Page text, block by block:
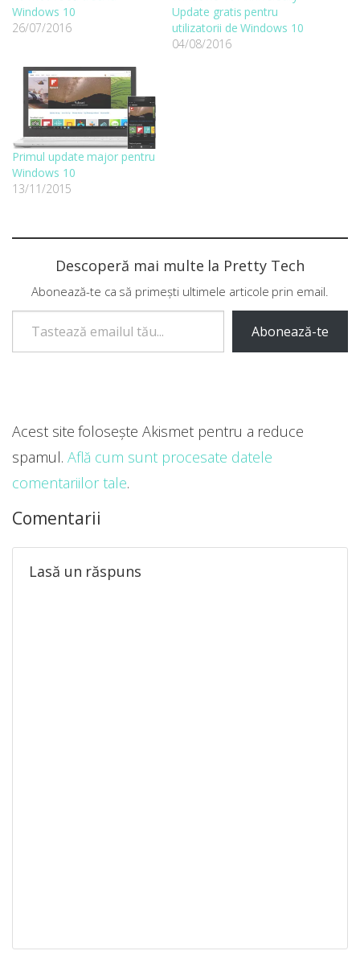
Windows 10
26/07/2016
Update gratis pentru
utilizatorii de Windows 10
04/08/2016
Primul update major pentru
Windows 10
13/11/2015
Descoperă mai multe la Pretty Tech
Abonează-te ca să primești ultimele articole prin email.
Tastează emailul tău...
Abonează-te
Comentarii
Lasă un răspuns
Acest site folosește Akismet pentru a reduce
spamul. Află cum sunt procesate datele
comentariilor tale.